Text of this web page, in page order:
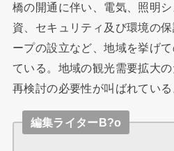
橋の開通に伴い、電気、照明
資、セキュリティ及び環境の
ープの設立など、地域を挙げ
ている。地域の観光需要拡大
再検討の必要性が叫ばれている
編集ライターB?o